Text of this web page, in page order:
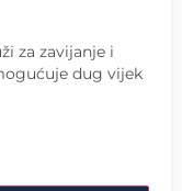
za zavijanje i
dug vijek